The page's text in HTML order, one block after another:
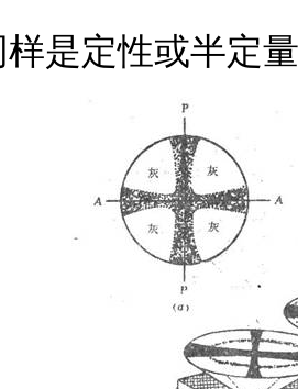
是定性或半定